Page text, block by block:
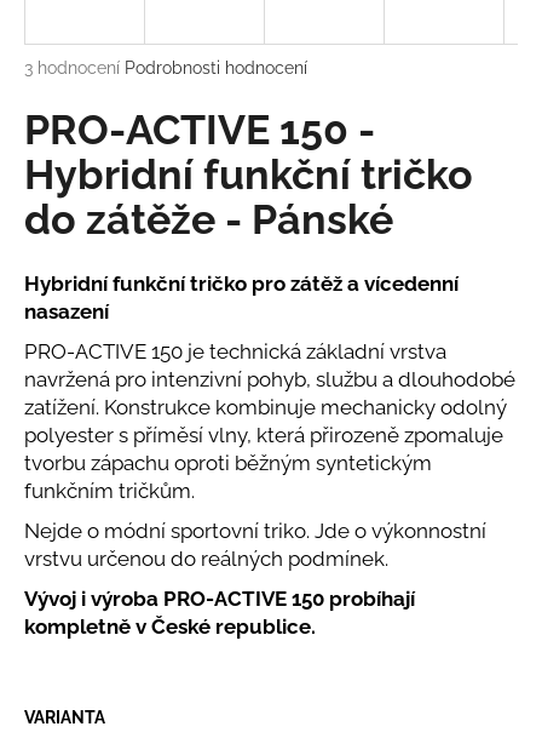
Průměrné
produktu
je
4,7
hvězdiček.
3 hodnocení Podrobnosti hodnocení
PRO-ACTIVE 150 -
Hybridní funkční tričko
do zátěže - Pánské
Hybridní funkční tričko pro zátěž a vícedenní
nasazení
PRO-ACTIVE 150 je technická základní vrstva
navržená pro intenzivní pohyb, službu a dlouhodobé
zatížení. Konstrukce kombinuje mechanicky odolný
polyester s příměsí vlny, která přirozeně zpomaluje
tvorbu zápachu oproti běžným syntetickým
funkčním tričkům.
Nejde o módní sportovní triko. Jde o výkonnostní
vrstvu určenou do reálných podmínek.
Vývoj i výroba PRO-ACTIVE 150 probíhají
kompletně v České republice.
VARIANTA
j
t
?
HLEDAT
D
o
p
o
r
u
č
u
j
e